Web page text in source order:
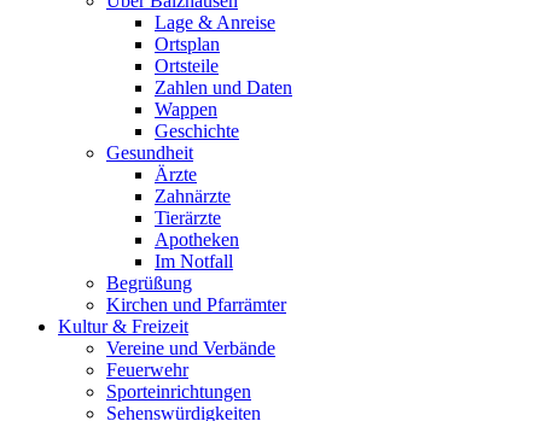
Lage & Anreise
Ortsplan
Ortsteile
Zahlen und Daten
Wappen
Geschichte
Gesundheit
Ärzte
Zahnärzte
Tierärzte
Apotheken
Im Notfall
Begrüßung
Kirchen und Pfarrämter
Kultur & Freizeit
Vereine und Verbände
Feuerwehr
Sporteinrichtungen
Sehenswürdigkeiten